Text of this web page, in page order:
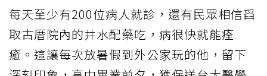
每天至少有200位病人就診，還有民眾相信舀
取古厝院內的井水配藥吃，病很快就能痊
癒。這讓每次放暑假到外公家玩的他，留下